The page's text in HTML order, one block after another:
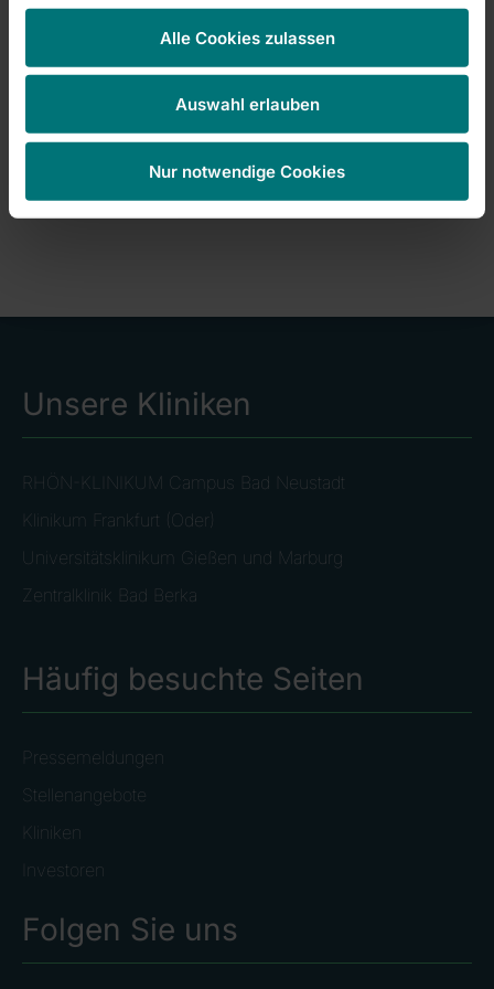
Alle Cookies zulassen
Auswahl erlauben
Nur notwendige Cookies
links: Dr. Michael Weber, Chefarzt der Klinik für
Pneumologie, rechts: Übungen am Modell
Unsere Kliniken
RHÖN-KLINIKUM Campus Bad Neustadt
Klinikum Frankfurt (Oder)
Universitätsklinikum Gießen und Marburg
Zentralklinik Bad Berka
Häufig besuchte Seiten
Pressemeldungen
Stellenangebote
Kliniken
Investoren
Folgen Sie uns